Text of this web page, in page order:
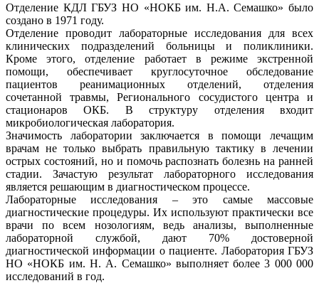
Отделение КДЛ ГБУЗ НО «НОКБ им. Н.А. Семашко» было
создано в 1971 году.
Отделение проводит лабораторные исследования для всех
клинических подразделений больницы и поликлиники.
Кроме этого, отделение работает в режиме экстренной
помощи, обеспечивает круглосуточное обследование
пациентов реанимационных отделений, отделения
сочетанной травмы, Регионального сосудистого центра и
стационаров ОКБ. В структуру отделения входит
микробиологическая лаборатория.
Значимость лаборатории заключается в помощи лечащим
врачам не только выбрать правильную тактику в лечении
острых состояний, но и помочь распознать болезнь на ранней
стадии. Зачастую результат лабораторного исследования
является решающим в диагностическом процессе.
Лабораторные исследования – это самые массовые
диагностические процедуры. Их используют практически все
врачи по всем нозологиям, ведь анализы, выполненные
лабораторной службой, дают 70% достоверной
диагностической информации о пациенте. Лаборатория ГБУЗ
НО «НОКБ им. Н. А. Семашко» выполняет более 3 000 000
исследований в год.